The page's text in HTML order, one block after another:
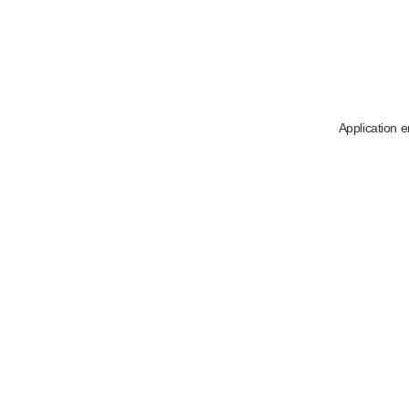
Application